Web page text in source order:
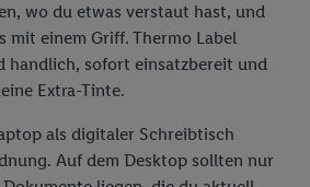
wo du etwas verstaut hast, und
mit einem Griff. Thermo Label
handlich, sofort einsatzbereit und
Extra-Tinte.
als digitaler Schreibtisch
Auf dem Desktop sollten nur